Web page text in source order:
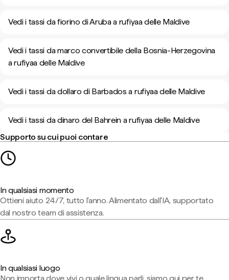
Vedi i tassi da fiorino di Aruba a rufiyaa delle Maldive
Vedi i tassi da marco convertibile della Bosnia-Herzegovina
a rufiyaa delle Maldive
Vedi i tassi da dollaro di Barbados a rufiyaa delle Maldive
Vedi i tassi da dinaro del Bahrein a rufiyaa delle Maldive
Supporto su cui puoi contare
In qualsiasi momento
Ottieni aiuto 24/7, tutto l'anno. Alimentato dall'IA, supportato
dal nostro team di assistenza.
In qualsiasi luogo